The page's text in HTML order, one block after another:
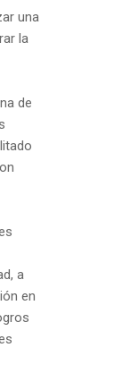
una
la
de
a
en